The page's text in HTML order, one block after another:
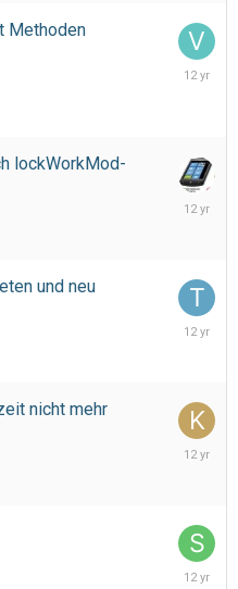
Methoden
February
lockWorkMod-
January
und neu
January
nicht mehr